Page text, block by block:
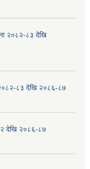
२०८२-८३ देखि
२०८२-८३ देखि २०८६-८७
देखि २०८६-८७